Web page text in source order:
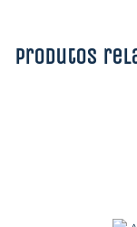
Produtos